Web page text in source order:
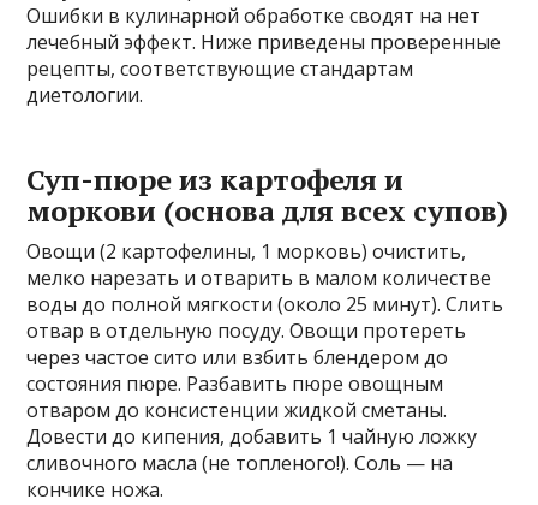
Ошибки в кулинарной обработке сводят на нет
лечебный эффект. Ниже приведены проверенные
рецепты, соответствующие стандартам
диетологии.
Суп-пюре из картофеля и
моркови (основа для всех супов)
Овощи (2 картофелины, 1 морковь) очистить,
мелко нарезать и отварить в малом количестве
воды до полной мягкости (около 25 минут). Слить
отвар в отдельную посуду. Овощи протереть
через частое сито или взбить блендером до
состояния пюре. Разбавить пюре овощным
отваром до консистенции жидкой сметаны.
Довести до кипения, добавить 1 чайную ложку
сливочного масла (не топленого!). Соль — на
кончике ножа.